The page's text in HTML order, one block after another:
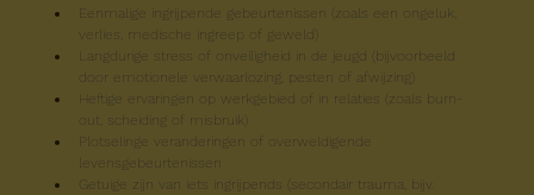
Eenmalige ingrijpende gebeurtenissen (zoals een ongeluk,
verlies, medische ingreep of geweld)
Langdurige stress of onveiligheid in de jeugd (bijvoorbeeld
door emotionele verwaarlozing, pesten of afwijzing)
Heftige ervaringen op werkgebied of in relaties (zoals burn-
out, scheiding of misbruik)
Plotselinge veranderingen of overweldigende
levensgebeurtenissen
Getuige zijn van iets ingrijpends (secondair trauma, bijv.